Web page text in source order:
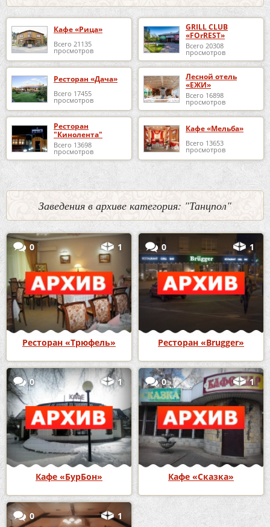
Кафе «Рица»
Всего 21135
просмотров
GRILL CLUB
«FOrREST»
Всего 20308
просмотров
Ресторан «Дача»
Всего 17455
просмотров
Лесной отель
«ЕЖИ»
Всего 16898
просмотров
Ресторан
"Кинолента"
Всего 13698
просмотров
Кафе «Мельба»
Всего 13653
просмотров
Заведения в архиве категория: "Танцпол"
0 1
Ресторан «Трюфель»
0 1
Ресторан «Brugger»
0 1
Кафе «БурБон»
0 1
Кафе «Сказка»
0 1